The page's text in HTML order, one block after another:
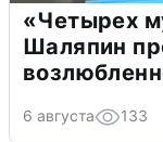
«Четырех
Шаляпин
6 августа 133